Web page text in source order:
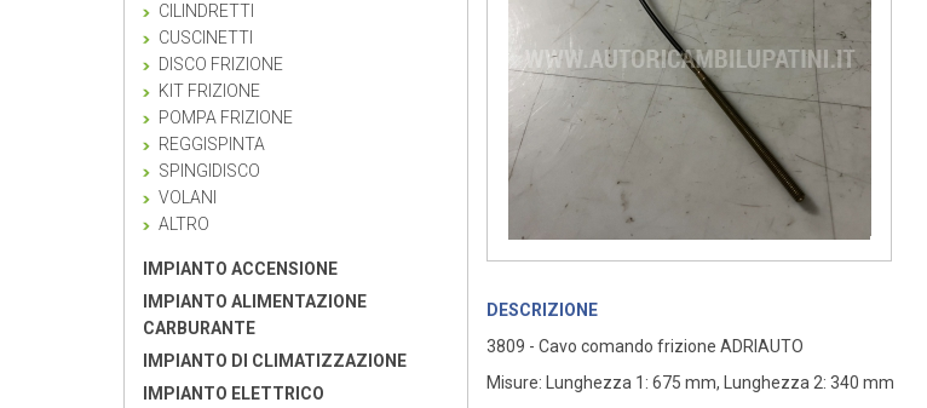
DESCRIZIONE
3809 - Cavo comando frizione ADRIAUTO
Misure: Lunghezza 1: 675 mm, Lunghezza 2: 340 mm
CILINDRETTI
CUSCINETTI
DISCO FRIZIONE
KIT FRIZIONE
POMPA FRIZIONE
REGGISPINTA
SPINGIDISCO
VOLANI
ALTRO
IMPIANTO ACCENSIONE
IMPIANTO ALIMENTAZIONE
CARBURANTE
IMPIANTO DI CLIMATIZZAZIONE
IMPIANTO ELETTRICO